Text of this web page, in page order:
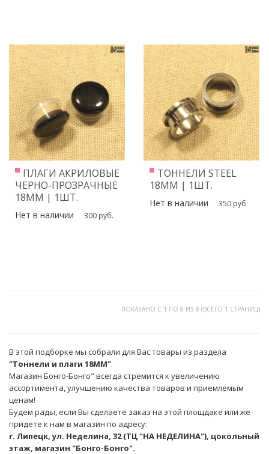
ПЛАГИ АКРИЛОВЫЕ
ЧЕРНО-ПРОЗРАЧНЫЕ
18ММ | 1ШТ.
Нет в наличии 300 руб.
ТОННЕЛИ STEEL
18ММ | 1ШТ.
Нет в наличии 350 руб.
ПОКАЗАНО С 1 ПО 8 ИЗ 8 (ВСЕГО 1 СТРАНИЦ)
В этой подборке мы собрали для Вас товары из раздела
"Тоннели и плаги 18ММ".
Магазин Бонго-Бонго" всегда стремится к увеличению
ассортимента, улучшению качества товаров и приемлемым
ценам!
Будем рады, если Вы сделаете заказ на этой площдаке или же
придете к нам в магазин по адресу:
г. Липецк, ул. Неделина, 32 (ТЦ "НА НЕДЕЛИНА"), цокольный
этаж, магазин "Бонго-Бонго".